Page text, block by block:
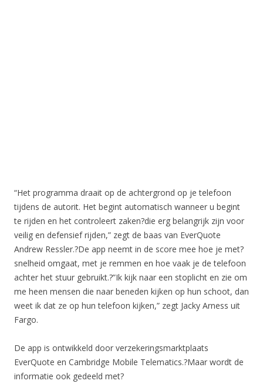
“Het programma draait op de achtergrond op je telefoon
tijdens de autorit. Het begint automatisch wanneer u begint
te rijden en het controleert zaken?die erg belangrijk zijn voor
veilig en defensief rijden,” zegt de baas van EverQuote
Andrew Ressler.?De app neemt in de score mee hoe je met?
snelheid omgaat, met je remmen en hoe vaak je de telefoon
achter het stuur gebruikt.?”Ik kijk naar een stoplicht en zie om
me heen mensen die naar beneden kijken op hun schoot, dan
weet ik dat ze op hun telefoon kijken,” zegt Jacky Arness uit
Fargo.
De app is ontwikkeld door verzekeringsmarktplaats
EverQuote en Cambridge Mobile Telematics.?Maar wordt de
informatie ook gedeeld met?